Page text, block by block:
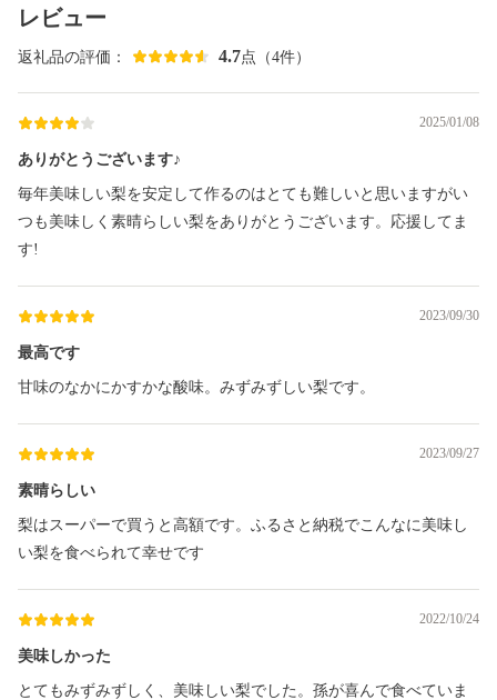
レビュー
返礼品の評価： 4.7点（4件）
2025/01/08
ありがとうございます♪
毎年美味しい梨を安定して作るのはとても難しいと思いますがい
つも美味しく素晴らしい梨をありがとうございます。応援してま
す!
2023/09/30
最高です
甘味のなかにかすかな酸味。みずみずしい梨です。
2023/09/27
素晴らしい
梨はスーパーで買うと高額です。ふるさと納税でこんなに美味し
い梨を食べられて幸せです
2022/10/24
美味しかった
とてもみずみずしく、美味しい梨でした。孫が喜んで食べていま